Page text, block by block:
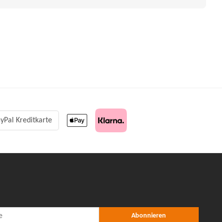
Kreditkarte
Abonnieren Abonnieren